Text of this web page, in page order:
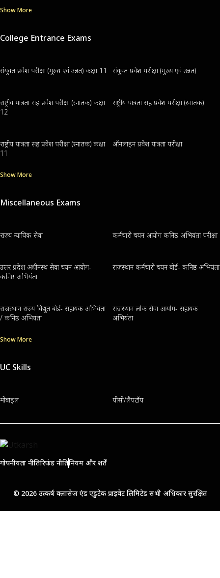
Show More
College Entrance Exams
संयुक्त प्रवेश परीक्षा (मुख्य एवं उन्नत) कक्षा 11 संयुक्त प्रवेश परीक्षा (मुख्य एवं उन्नत)
राष्ट्रीय पात्रता सह प्रवेश परीक्षा (स्नातक) कक्षा
12
राष्ट्रीय पात्रता सह प्रवेश परीक्षा (स्नातक)
राष्ट्रीय पात्रता सह प्रवेश परीक्षा (स्नातक) कक्षा
11
ऑनलाइन प्रवेश पात्रता परीक्षा
Show More
Miscellaneous Exams
राज्य न्यायिक सेवा कर्मचारी चयन आयोग कनिष्ठ अभियंता परीक्षा
उत्तर प्रदेश अधीनस्थ सेवा चयन आयोग-
कनिष्ठ अभियंता
राजस्थान कर्मचारी चयन बोर्ड- कनिष्ठ अभियंता
राजस्थान राज्य विद्युत बोर्ड- सहायक अभियंता
/ कनिष्ठ अभियंता
राजस्थान लोक सेवा आयोग- सहायक
अभियंता
Show More
UC Skills
मोबाइल पीसी/लैपटॉप
गोपनीयता नीतिरिफंड नीतिनियम और शर्तें
© 2026 उत्कर्ष क्लासेज एंड एडुटेक प्राइवेट लिमिटेड सभी अधिकार सुरक्षित